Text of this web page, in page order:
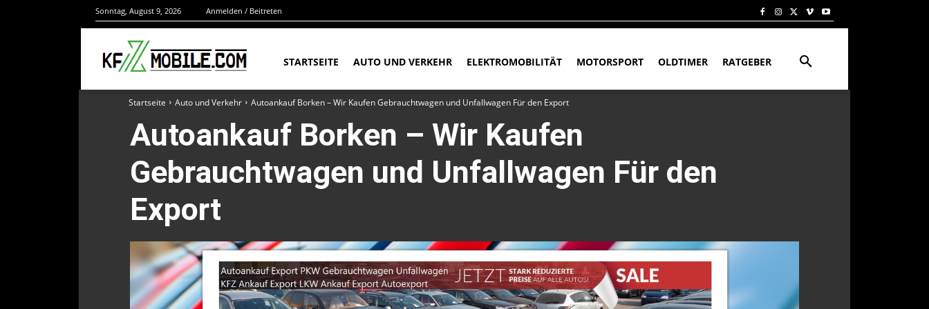
Sonntag, August 9, 2026 Anmelden / Beitreten
STARTSEITE AUTO UND VERKEHR ELEKTROMOBILITÄT MOTORSPORT OLDTIMER RATGEBER
Startseite Auto und Verkehr Autoankauf Borken – Wir Kaufen Gebrauchtwagen und Unfallwagen Für den Export
Autoankauf Borken – Wir Kaufen
Gebrauchtwagen und Unfallwagen Für den
Export